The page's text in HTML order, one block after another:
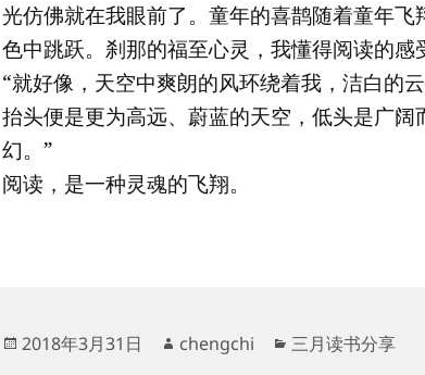
光仿佛就在我眼前了。童年的喜鹊随着童年
色中跳跃。刹那的福至心灵，我懂得阅读的感
“就好像，天空中爽朗的风环绕着我，洁白的
抬头便是更为高远、蔚蓝的天空，低头是广
幻。”
阅读，是一种灵魂的飞翔。
发
2018年3月31日
作
chengchi
分
三月读书分享